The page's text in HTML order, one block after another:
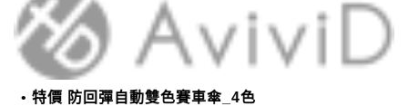
特價 防回彈自動雙色賽車傘_4色